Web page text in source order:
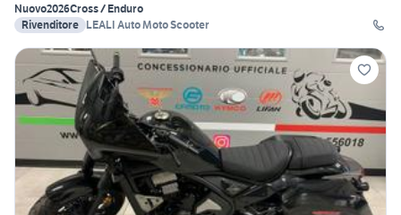
Nuovo2026Cross / Enduro
Rivenditore LEALI Auto Moto Scooter